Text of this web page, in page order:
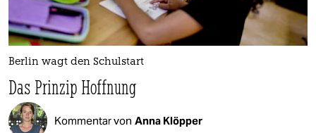
Berlin wagt den Schulstart
Das Prinzip Hoffnung
Kommentar von Anna Klöpper